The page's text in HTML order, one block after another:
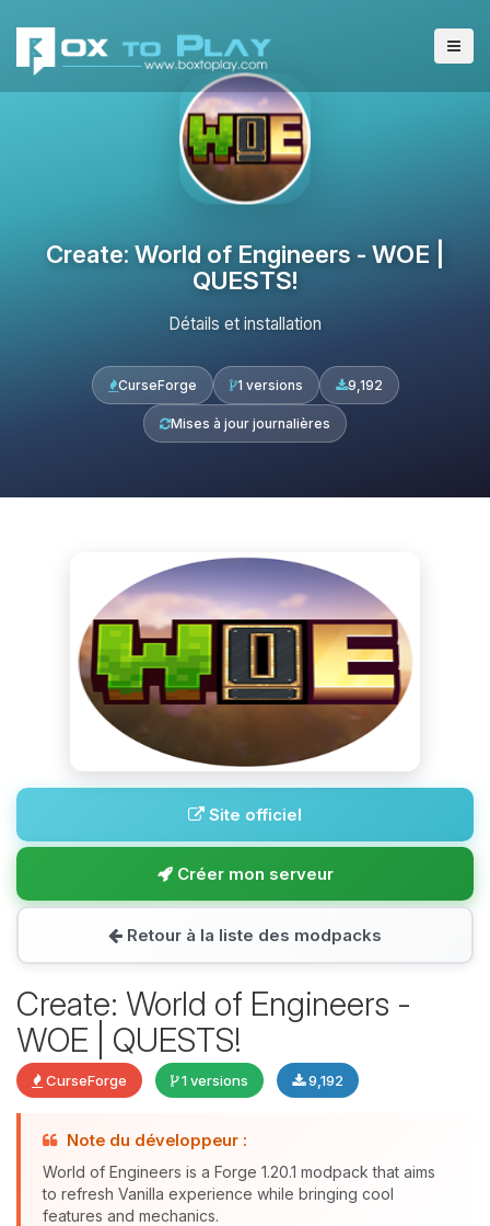
Create: World of Engineers - WOE |
QUESTS!
Détails et installation
CurseForge 1 versions 9,192
Mises à jour journalières
Site officiel
Créer mon serveur
Retour à la liste des modpacks
Create: World of Engineers -
WOE | QUESTS!
CurseForge 1 versions 9,192
Note du développeur :
World of Engineers is a Forge 1.20.1 modpack that aims
to refresh Vanilla experience while bringing cool
features and mechanics.
Youpi, enfin quelqu’un pour me
assistant BoxToPlay. Dis-moi ce dont
tu as besoin et je vais remuer mes
petits circuits pour t’aider.